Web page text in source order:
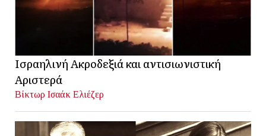
Ισραηλινή Ακροδεξιά και αντισιωνιστική
Αριστερά
Βίκτωρ Ισαάκ Ελιέζερ